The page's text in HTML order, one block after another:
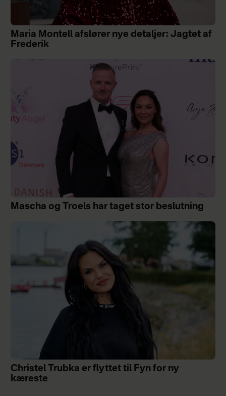
Maria Montell afslører nye detaljer: Jagtet af
Frederik
Mascha og Troels har taget stor beslutning
Christel Trubka er flyttet til Fyn for ny
kæreste